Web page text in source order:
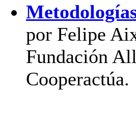
por Felipe
Fundación
Cooperactúa.